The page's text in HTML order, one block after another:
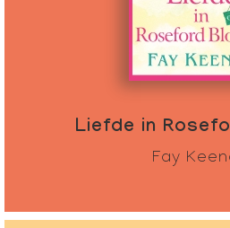
Liefde in
Fay